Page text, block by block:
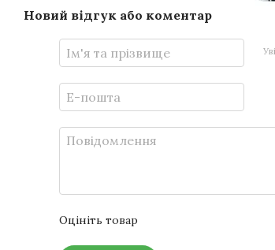
Новий відгук або коментар
Оцініть товар